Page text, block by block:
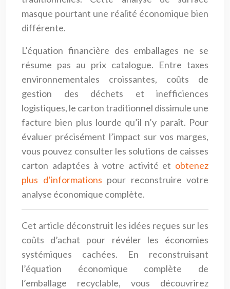
masque pourtant une réalité économique bien
différente.
L’équation financière des emballages ne se
résume pas au prix catalogue. Entre taxes
environnementales croissantes, coûts de
gestion des déchets et inefficiences
logistiques, le carton traditionnel dissimule une
facture bien plus lourde qu’il n’y paraît. Pour
évaluer précisément l’impact sur vos marges,
vous pouvez consulter les solutions de caisses
carton adaptées à votre activité et obtenez
plus d’informations pour reconstruire votre
analyse économique complète.
Cet article déconstruit les idées reçues sur les
coûts d’achat pour révéler les économies
systémiques cachées. En reconstruisant
l’équation économique complète de
l’emballage recyclable, vous découvrirez